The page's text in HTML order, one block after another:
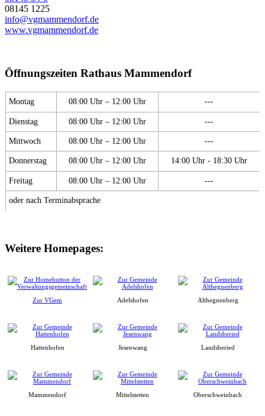
08145 1225
info@vgmammendorf.de
www.vgmammendorf.de
Öffnungszeiten Rathaus Mammendorf
Montag 08:00 Uhr – 12:00 Uhr ---
Dienstag 08:00 Uhr – 12:00 Uhr ---
Mittwoch 08:00 Uhr – 12:00 Uhr ---
Donnerstag 08:00 Uhr – 12:00 Uhr 14:00 Uhr - 18:30 Uhr
Freitag 08:00 Uhr – 12:00 Uhr ---
oder nach Terminabsprache
Weitere Homepages:
Zur VGem Adelshofen Althegnenberg
Hattenhofen Jesenwang Landsberied
Mammendorf Mittelstetten Oberschweinbach